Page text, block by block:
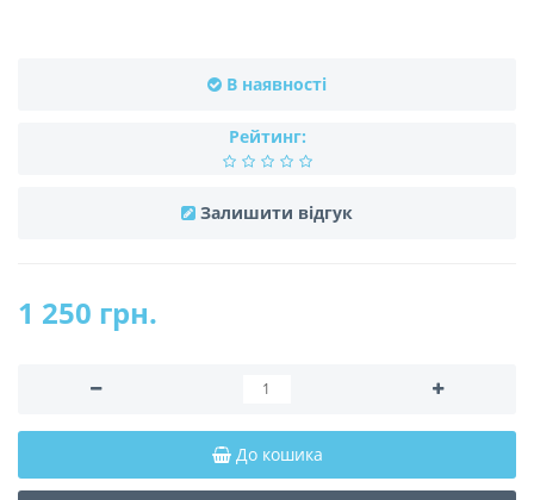
В наявності
Рейтинг:
Залишити відгук
1 250 грн.
До кошика